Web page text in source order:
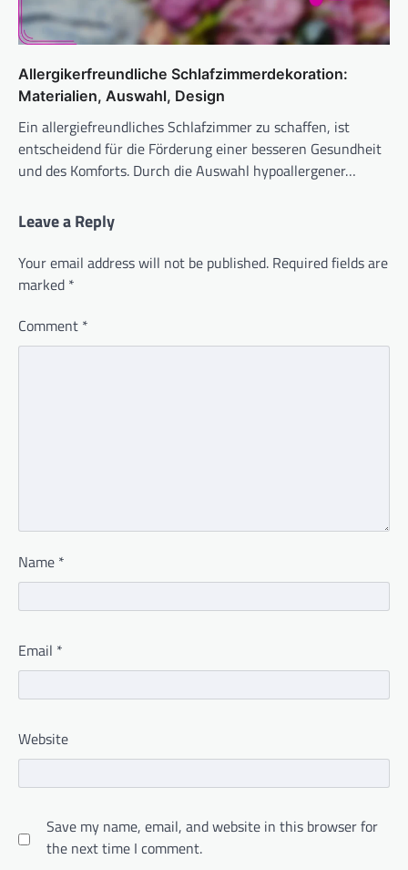
Allergikerfreundliche Schlafzimmerdekoration:
Materialien, Auswahl, Design
Ein allergiefreundliches Schlafzimmer zu schaffen, ist
entscheidend für die Förderung einer besseren Gesundheit
und des Komforts. Durch die Auswahl hypoallergener…
Leave a Reply
Your email address will not be published. Required fields are
marked *
Comment *
Name *
Email *
Website
Save my name, email, and website in this browser for
the next time I comment.